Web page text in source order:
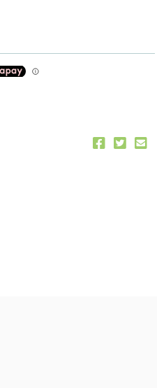
fino al 50%!
valido oggi!